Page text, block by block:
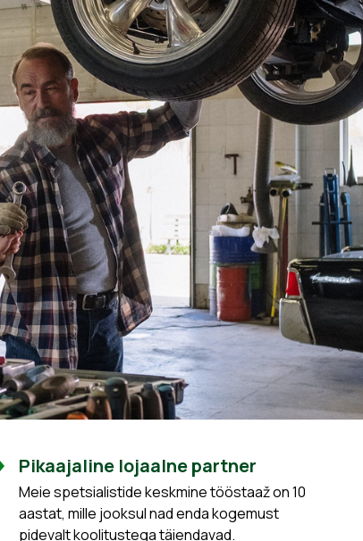
Pikaajaline lojaalne partner
Meie spetsialistide keskmine tööstaaž on 10
aastat, mille jooksul nad enda kogemust
pidevalt koolitustega täiendavad.